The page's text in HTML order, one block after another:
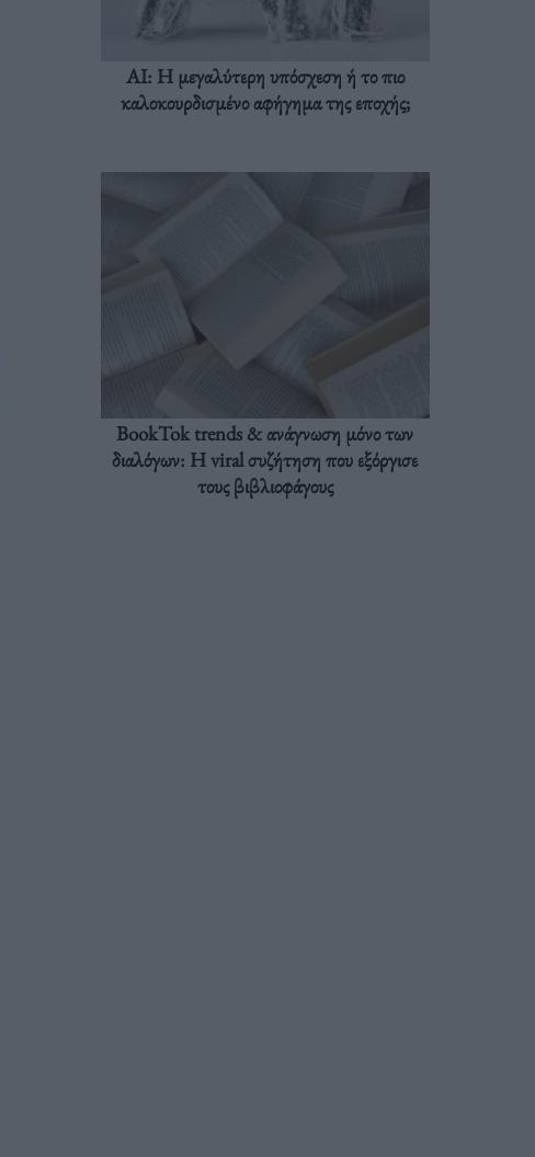
AI: Η μεγαλύτερη υπόσχεση ή το πιο
καλοκουρδισμένο αφήγημα της εποχής;
BookTok trends & ανάγνωση μόνο των
διαλόγων: Η viral συζήτηση που εξόργισε
τους βιβλιοφάγους